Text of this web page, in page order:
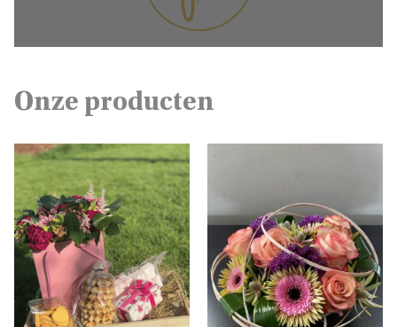
Onze producten